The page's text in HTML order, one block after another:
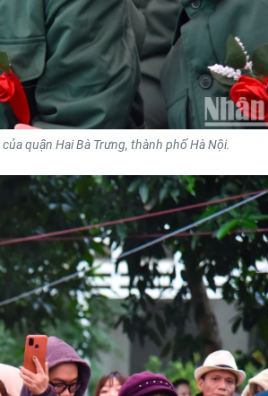
quận Hai Bà Trưng, thành phố Hà Nội.